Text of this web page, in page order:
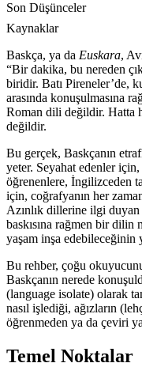
Son Düşünceler
Kaynaklar
Baskça, ya da Euskara,
“Bir dakika, bu nereden
biridir. Batı Pireneler’de,
arasında konuşulmasına
Roman dili değildir. Hatta
değildir.
Bu gerçek, Baskçanın
yeter. Seyahat edenler
öğrenenlere, İngilizceden
için, coğrafyanın her
Azınlık dillerine ilgi
baskısına rağmen bir dilin
yaşam inşa edebileceğinin
Bu rehber, çoğu
Baskçanın nerede
(language isolate) olarak
nasıl işlediği, ağızların
öğrenmeden ya da çeviri
Temel Noktalar